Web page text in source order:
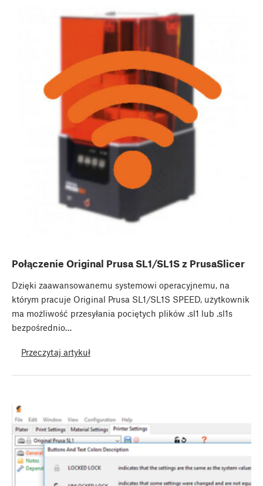
Połączenie Original Prusa SL1/SL1S z PrusaSlicer
Dzięki zaawansowanemu systemowi operacyjnemu, na
którym pracuje Original Prusa SL1/SL1S SPEED, użytkownik
ma możliwość przesyłania pociętych plików .sl1 lub .sl1s
bezpośrednio…
Przeczytaj artykuł